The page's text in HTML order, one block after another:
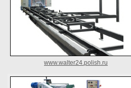
www.walter24.polish.ru